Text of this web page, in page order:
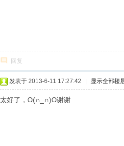
回复
发表于 2013-6-11 17:27:42 显示全部楼
太好了，O(∩_∩)O谢谢